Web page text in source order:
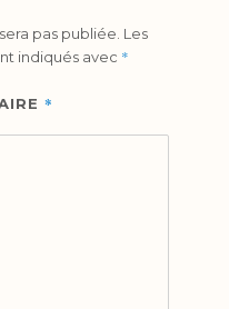
pas publiée. Les
indiqués avec *
*